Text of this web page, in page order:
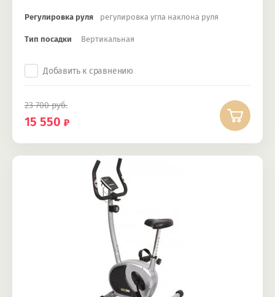
Регулировка руля регулировка угла наклона руля
Тип посадки Вертикальная
Добавить к сравнению
23 700руб.
15 550